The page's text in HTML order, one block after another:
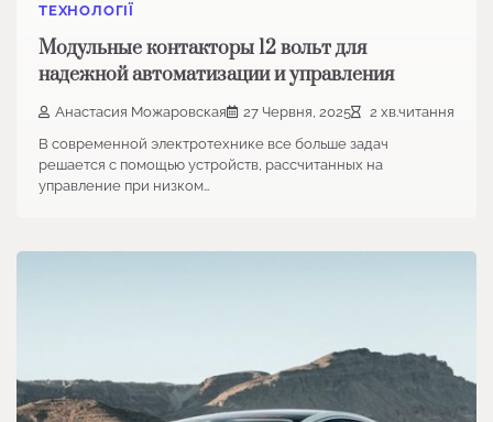
ТЕХНОЛОГІЇ
Модульные контакторы 12 вольт для
надежной автоматизации и управления
Анастасия Можаровская 27 Червня, 2025
2 хв.читання
В современной электротехнике все больше задач
решается с помощью устройств, рассчитанных на
управление при низком…